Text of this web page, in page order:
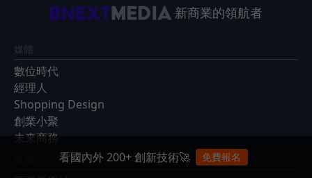
新商業的領航者
媒體
數位時代
經理人
Shopping Design
創業小聚
未來商務
看國內外 200+ 創新技術🚀 免費報名